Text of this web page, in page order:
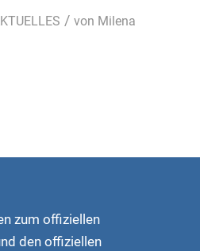
/ von Milena
zum offiziellen
den offiziellen